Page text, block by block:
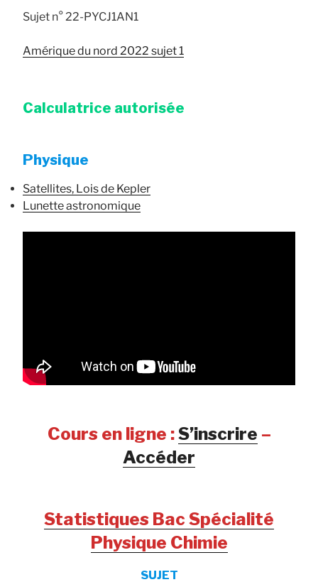
Sujet n° 22-PYCJ1AN1
Amérique du nord 2022 sujet 1
Calculatrice autorisée
Physique
Satellites, Lois de Kepler
Lunette astronomique
Cours en ligne :S’inscrire –
Accéder
Statistiques Bac Spécialité
Physique Chimie
SUJET